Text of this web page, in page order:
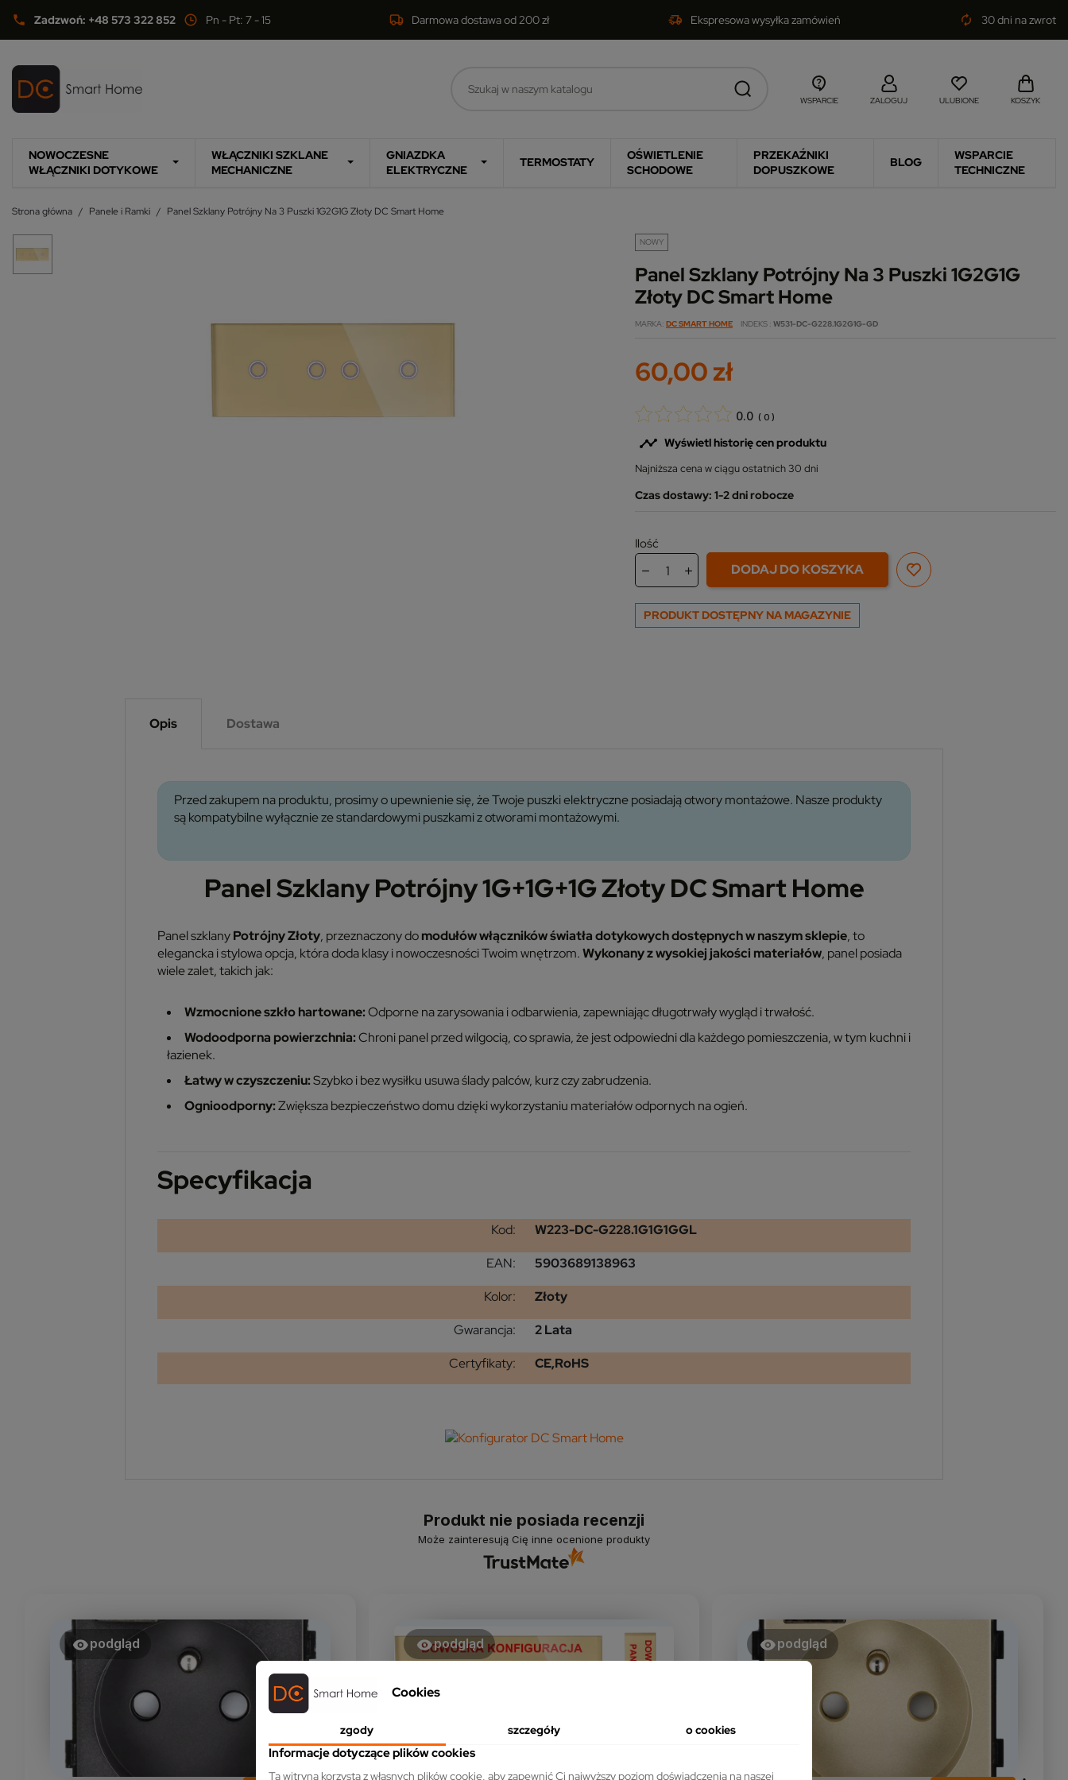
phone Zadzwoń: +48 573 322 852 Pn - Pt: 7 - 15 Darmowa dostawa od 200 zł Ekspresowa wysyłka zamówień autorenew 30 dni na zwrot
WSPARCIE ZALOGUJ ULUBIONE KOSZYK
NOWOCZESNE
WŁĄCZNIKI DOTYKOWE
WŁĄCZNIKI SZKLANE
MECHANICZNE
GNIAZDKA
ELEKTRYCZNE
TERMOSTATY
OŚWIETLENIE
SCHODOWE
PRZEKAŹNIKI
DOPUSZKOWE
BLOG
WSPARCIE
TECHNICZNE
Strona główna Panele i Ramki Panel Szklany Potrójny Na 3 Puszki 1G2G1G Złoty DC Smart Home
NOWY
Panel Szklany Potrójny Na 3 Puszki 1G2G1G
Złoty DC Smart Home
MARKA DC SMART HOME INDEKS W531-DC-G228.1G2G1G-GD
60,00 zł
0.0 ( 0 )
 Wyświetl historię cen produktu
Najniższa cena w ciągu ostatnich 30 dni
Czas dostawy: 1-2 dni robocze
Ilość
DODAJ DO KOSZYKA
PRODUKT DOSTĘPNY NA MAGAZYNIE
Opis Dostawa
Przed zakupem na produktu, prosimy o upewnienie się, że Twoje puszki elektryczne posiadają otwory montażowe. Nasze produkty
są kompatybilne wyłącznie ze standardowymi puszkami z otworami montażowymi.
Panel Szklany Potrójny 1G+1G+1G Złoty DC Smart Home
Panel szklanyPotrójny Złoty, przeznaczony domodułów włączników światła dotykowych dostępnych w naszym sklepie, to
elegancka i stylowa opcja, która doda klasy i nowoczesności Twoim wnętrzom.Wykonany z wysokiej jakości materiałów, panel posiada
wiele zalet, takich jak:
Wzmocnione szkło hartowane:Odporne na zarysowania i odbarwienia, zapewniając długotrwały wygląd i trwałość.
Wodoodporna powierzchnia:Chroni panel przed wilgocią, co sprawia, że jest odpowiedni dla każdego pomieszczenia, w tym kuchni i
łazienek.
Łatwy w czyszczeniu:Szybko i bez wysiłku usuwa ślady palców, kurz czy zabrudzenia.
Ognioodporny:Zwiększa bezpieczeństwo domu dzięki wykorzystaniu materiałów odpornych na ogień.
Specyfikacja
Kod:
W223-DC-G228.1G1G1GGL
EAN:
5903689138963
Kolor:
Złoty
Gwarancja:
2 Lata
Certyfikaty:
CE,RoHS
Produkt nie posiada recenzji
Może zainteresują Cię inne ocenione produkty
podgląd podgląd podgląd
Cookies
zgody szczegóły o cookies
Informacje dotyczące plików cookies
Ta witryna korzysta z własnych plików cookie, aby zapewnić Ci najwyższy poziom doświadczenia na naszej